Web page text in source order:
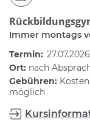
Immer montags
Termin:
Ort: nach
Gebühren:
möglich